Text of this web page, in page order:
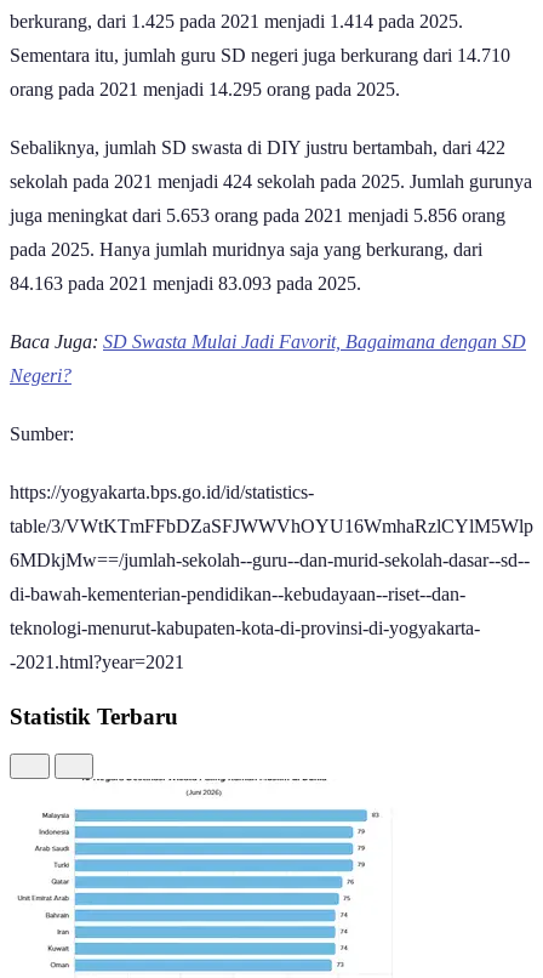
berkurang, dari 1.425 pada 2021 menjadi 1.414 pada 2025.
Sementara itu, jumlah guru SD negeri juga berkurang dari 14.710
orang pada 2021 menjadi 14.295 orang pada 2025.
Sebaliknya, jumlah SD swasta di DIY justru bertambah, dari 422
sekolah pada 2021 menjadi 424 sekolah pada 2025. Jumlah gurunya
juga meningkat dari 5.653 orang pada 2021 menjadi 5.856 orang
pada 2025. Hanya jumlah muridnya saja yang berkurang, dari
84.163 pada 2021 menjadi 83.093 pada 2025.
Baca Juga: SD Swasta Mulai Jadi Favorit, Bagaimana dengan SD
Negeri?
Sumber:
https://yogyakarta.bps.go.id/id/statistics-
table/3/VWtKTmFFbDZaSFJWWVhOYU16WmhaRzlCYlM5Wlp
6MDkjMw==/jumlah-sekolah--guru--dan-murid-sekolah-dasar--sd--
di-bawah-kementerian-pendidikan--kebudayaan--riset--dan-
teknologi-menurut-kabupaten-kota-di-provinsi-di-yogyakarta-
-2021.html?year=2021
Statistik Terbaru